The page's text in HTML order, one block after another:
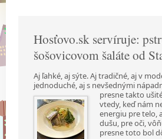
Hosťovo.sk servíruje:
šošovicovom šaláte od
Aj ľahké, aj sýte. Aj tradičné, aj v
jednoduché, aj s nevšednými
presne takto
vtedy, keď nám
energiu pre telo,
dušu, pre oči,
presne toto bol